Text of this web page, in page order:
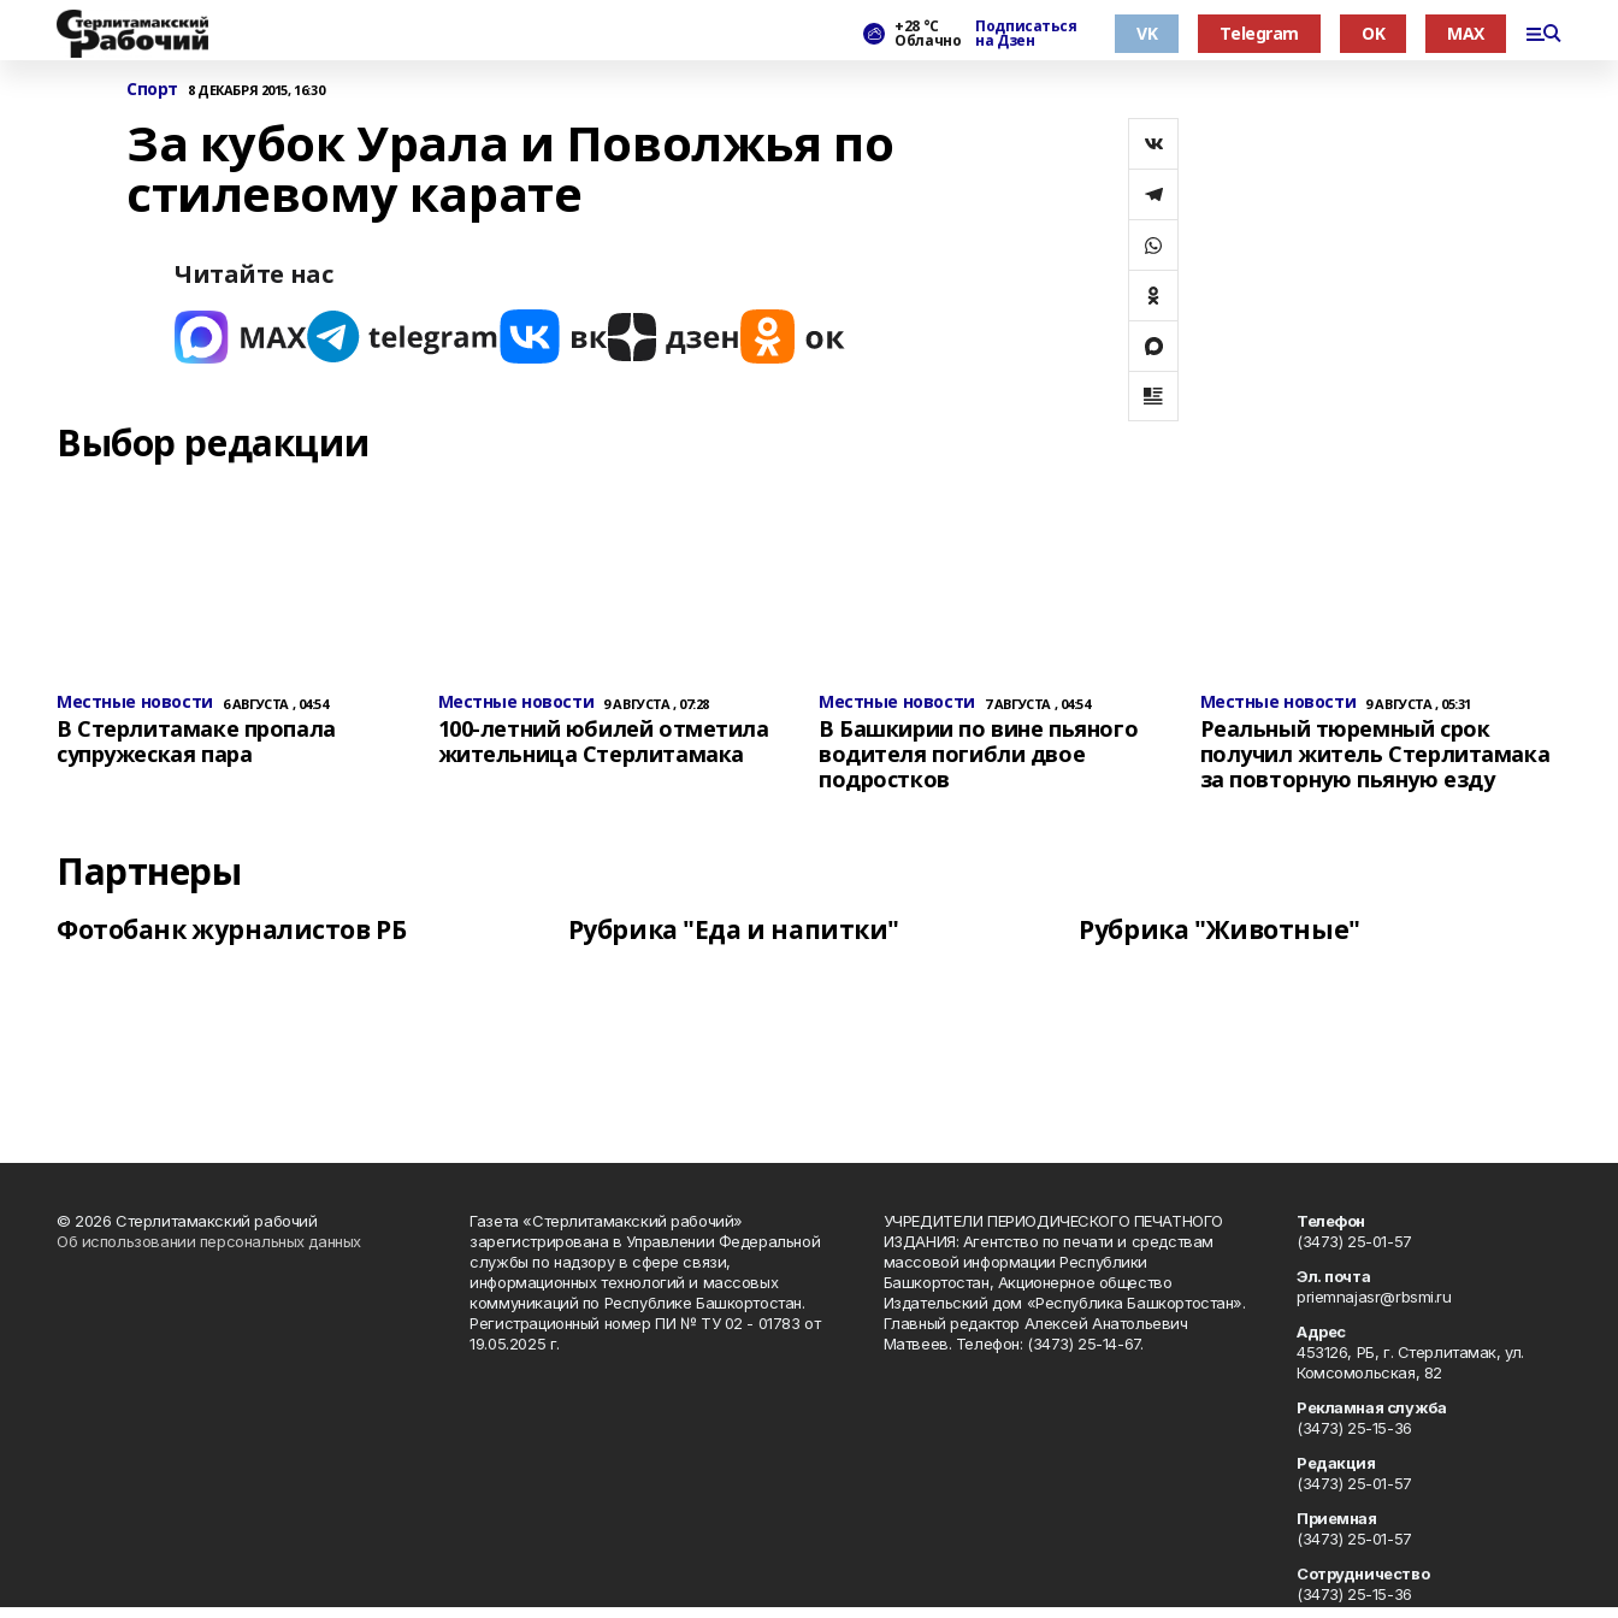
+28 °С
Облачно
Подписаться
на Дзен VK Telegram OK MAX
Спорт 8 ДЕКАБРЯ 2015, 16:30
За кубок Урала и Поволжья по
стилевому карате
Читайте нас
Выбор редакции
Местные новости 6 АВГУСТА , 04:54
В Стерлитамаке пропала
супружеская пара
Местные новости 9 АВГУСТА , 07:28
100-летний юбилей отметила
жительница Стерлитамака
Местные новости 7 АВГУСТА , 04:54
В Башкирии по вине пьяного
водителя погибли двое
подростков
Местные новости 9 АВГУСТА , 05:31
Реальный тюремный срок
получил житель Стерлитамака
за повторную пьяную езду
Партнеры
Фотобанк журналистов РБ Рубрика "Еда и напитки" Рубрика "Животные"
© 2026 Стерлитамакский рабочий
Об использовании персональных данных
Газета «Стерлитамакский рабочий»
зарегистрирована в Управлении Федеральной
службы по надзору в сфере связи,
информационных технологий и массовых
коммуникаций по Республике Башкортостан.
Регистрационный номер ПИ № ТУ 02 - 01783 от
19.05.2025 г.
УЧРЕДИТЕЛИ ПЕРИОДИЧЕСКОГО ПЕЧАТНОГО
ИЗДАНИЯ: Агентство по печати и средствам
массовой информации Республики
Башкортостан, Акционерное общество
Издательский дом «Республика Башкортостан».
Главный редактор Алексей Анатольевич
Матвеев. Телефон: (3473) 25-14-67.
Телефон
(3473) 25-01-57
Эл. почта
priemnajasr@rbsmi.ru
Адрес
453126, РБ, г. Стерлитамак, ул.
Комсомольская, 82
Рекламная служба
(3473) 25-15-36
Редакция
(3473) 25-01-57
Приемная
(3473) 25-01-57
Сотрудничество
(3473) 25-15-36